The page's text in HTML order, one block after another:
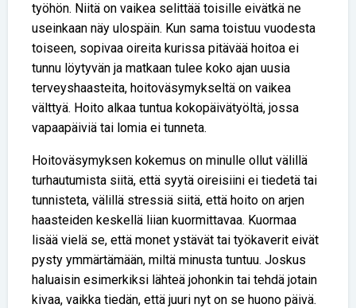
työhön. Niitä on vaikea selittää toisille eivätkä ne
useinkaan näy ulospäin. Kun sama toistuu vuodesta
toiseen, sopivaa oireita kurissa pitävää hoitoa ei
tunnu löytyvän ja matkaan tulee koko ajan uusia
terveyshaasteita, hoitoväsymykseltä on vaikea
välttyä. Hoito alkaa tuntua kokopäivätyöltä, jossa
vapaapäiviä tai lomia ei tunneta.
Hoitoväsymyksen kokemus on minulle ollut välillä
turhautumista siitä, että syytä oireisiini ei tiedetä tai
tunnisteta, välillä stressiä siitä, että hoito on arjen
haasteiden keskellä liian kuormittavaa. Kuormaa
lisää vielä se, että monet ystävät tai työkaverit eivät
pysty ymmärtämään, miltä minusta tuntuu. Joskus
haluaisin esimerkiksi lähteä johonkin tai tehdä jotain
kivaa, vaikka tiedän, että juuri nyt on se huono päivä.